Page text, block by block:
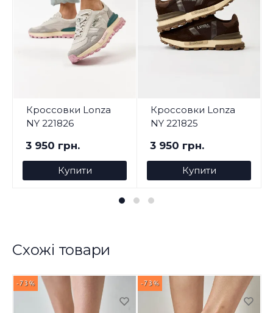
Кроссовки Lonza
NY 221826
3 950 грн.
Купити
Кроссовки Lonza
NY 221825
3 950 грн.
Купити
Схожі товари
-73% -73%